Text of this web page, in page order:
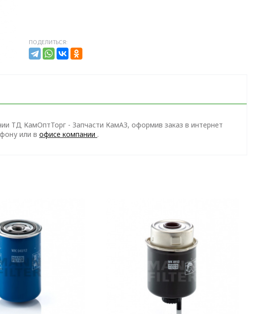
ПОДЕЛИТЬСЯ:
ТД КамОптТорг - Запчасти КамАЗ, оформив заказ в интернет
или в офисе компании .